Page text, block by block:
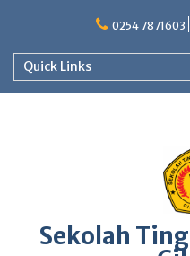
0254 7871603
Quick Links
Sekolah